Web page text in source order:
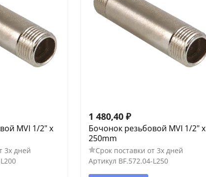
MVI 1/2" x
3х дней
1 480,40 ₽
Бочонок резьбовой MVI 1/2" x
250mm
Срок поставки от 3х дней
Артикул BF.572.04-L250